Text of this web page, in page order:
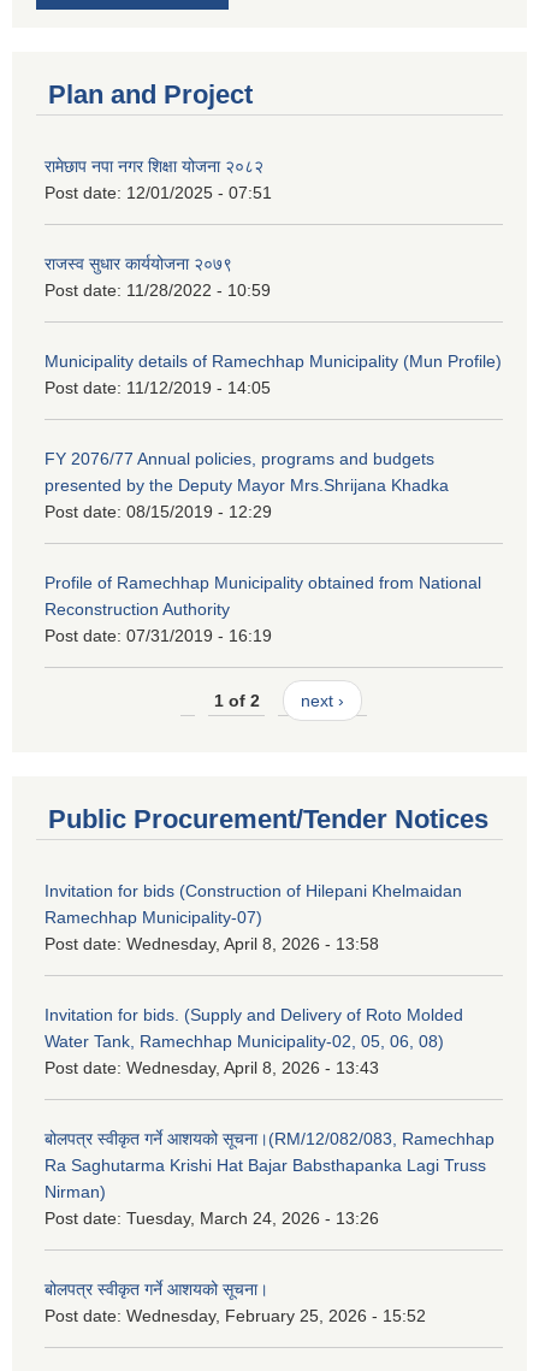
Plan and Project
रामेछाप नपा नगर शिक्षा योजना २०८२
Post date: 12/01/2025 - 07:51
राजस्व सुधार कार्ययोजना २०७९
Post date: 11/28/2022 - 10:59
Municipality details of Ramechhap Municipality (Mun Profile)
Post date: 11/12/2019 - 14:05
FY 2076/77 Annual policies, programs and budgets
presented by the Deputy Mayor Mrs.Shrijana Khadka
Post date: 08/15/2019 - 12:29
Profile of Ramechhap Municipality obtained from National
Reconstruction Authority
Post date: 07/31/2019 - 16:19
1 of 2 next ›
Public Procurement/Tender Notices
Invitation for bids (Construction of Hilepani Khelmaidan
Ramechhap Municipality-07)
Post date: Wednesday, April 8, 2026 - 13:58
Invitation for bids. (Supply and Delivery of Roto Molded
Water Tank, Ramechhap Municipality-02, 05, 06, 08)
Post date: Wednesday, April 8, 2026 - 13:43
बोलपत्र स्वीकृत गर्ने आशयको सूचना।(RM/12/082/083, Ramechhap
Ra Saghutarma Krishi Hat Bajar Babsthapanka Lagi Truss
Nirman)
Post date: Tuesday, March 24, 2026 - 13:26
बोलपत्र स्वीकृत गर्ने आशयको सूचना।
Post date: Wednesday, February 25, 2026 - 15:52